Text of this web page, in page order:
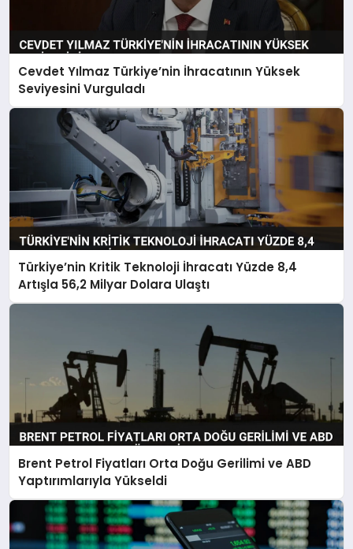
Cevdet Yılmaz Türkiye’nin İhracatının Yüksek
Seviyesini Vurguladı
Türkiye’nin Kritik Teknoloji İhracatı Yüzde 8,4
Artışla 56,2 Milyar Dolara Ulaştı
Brent Petrol Fiyatları Orta Doğu Gerilimi ve ABD
Yaptırımlarıyla Yükseldi